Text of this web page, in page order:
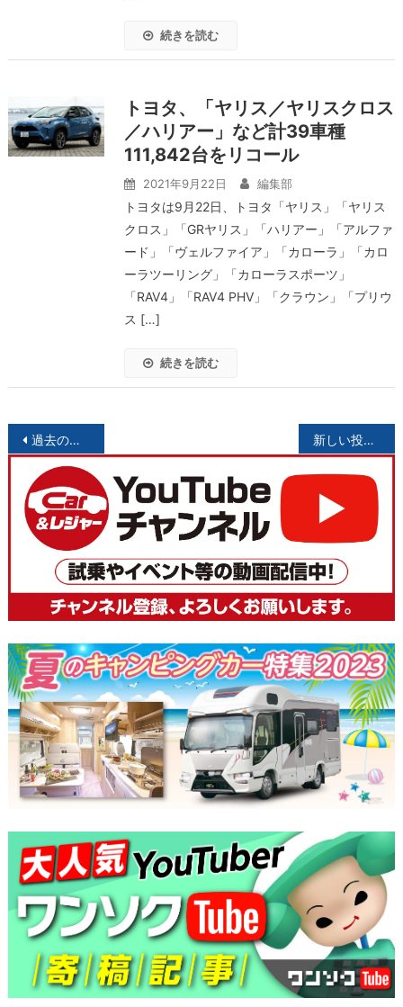
続きを読む
トヨタ、「ヤリス／ヤリスクロス
／ハリアー」など計39車種
111,842台をリコール
2021年9月22日 編集部
トヨタは9月22日、トヨタ「ヤリス」「ヤリス
クロス」「GRヤリス」「ハリアー」「アルファ
ード」「ヴェルファイア」「カローラ」「カロ
ーラツーリング」「カローラスポーツ」
「RAV4」「RAV4 PHV」「クラウン」「プリウ
ス […]
続きを読む
投
稿
ナ
ビ
ー
シ
ョ
ン
過去の投稿 新しい投稿